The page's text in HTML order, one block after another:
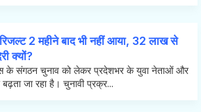
2 महीने बाद भी नहीं आया, 32 लाख से
क्यों?
के संगठन चुनाव को लेकर प्रदेशभर के युवा नेताओं और
बढ़ता जा रहा है। चुनावी प्रक्र...